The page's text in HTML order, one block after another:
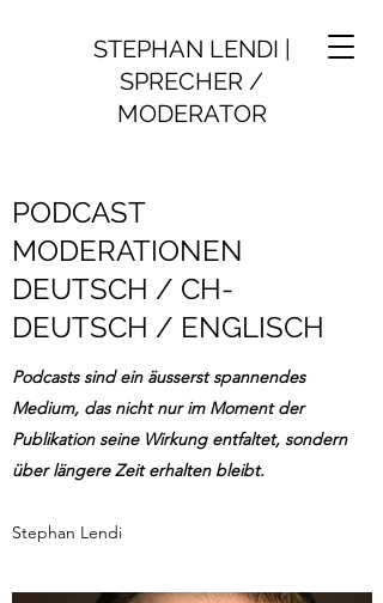
STEPHAN LENDI |
SPRECHER /
MODERATOR
PODCAST
MODERATIONEN
DEUTSCH / CH-
DEUTSCH / ENGLISCH
Podcasts sind ein äusserst spannendes
Medium, das nicht nur im Moment der
Publikation seine Wirkung entfaltet, sondern
über längere Zeit erhalten bleibt.
Stephan Lendi